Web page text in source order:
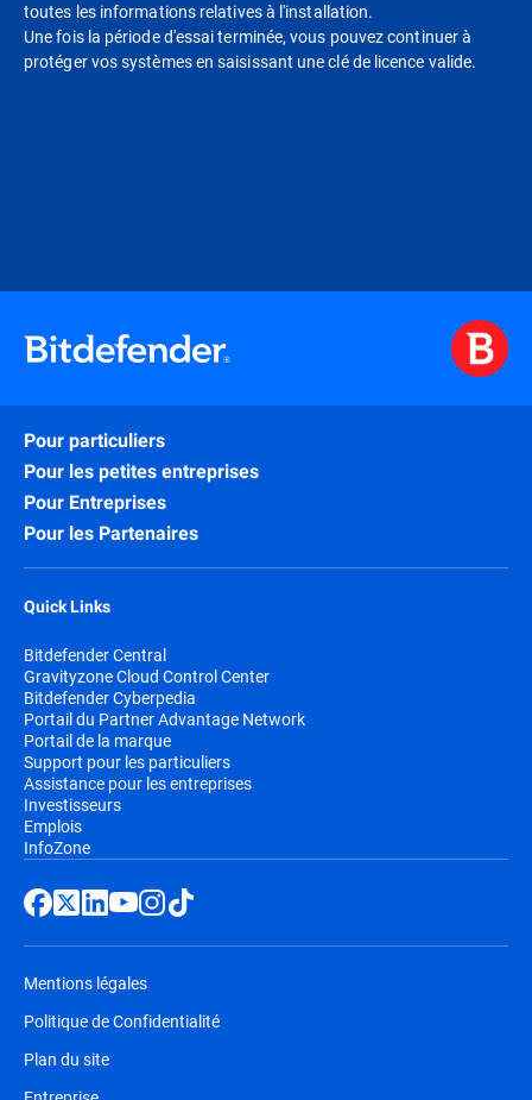
toutes les informations relatives à l'installation.
Une fois la période d'essai terminée, vous pouvez continuer à
protéger vos systèmes en saisissant une clé de licence valide.
Pour particuliers
Pour les petites entreprises
Pour Entreprises
Pour les Partenaires
Quick Links
Bitdefender Central
Gravityzone Cloud Control Center
Bitdefender Cyberpedia
Portail du Partner Advantage Network
Portail de la marque
Support pour les particuliers
Assistance pour les entreprises
Investisseurs
Emplois
InfoZone
Mentions légales
Politique de Confidentialité
Plan du site